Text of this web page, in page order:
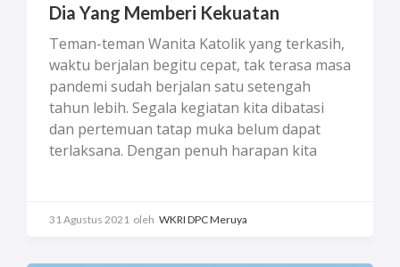
Dia Yang Memberi Kekuatan
Teman-teman Wanita Katolik yang terkasih,
waktu berjalan begitu cepat, tak terasa masa
pandemi sudah berjalan satu setengah
tahun lebih. Segala kegiatan kita dibatasi
dan pertemuan tatap muka belum dapat
terlaksana. Dengan penuh harapan kita
semula. Tak disangka gelombang kedua
31 Agustus 2021 oleh WKRI DPC Meruya